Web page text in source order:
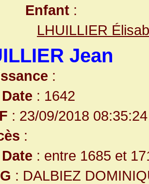
Enfant :
LHUILLIER
Jean
:
Date : 1642
: 23/09/2018 08:35:24
:
Date : entre 1685 et
: DALBIEZ